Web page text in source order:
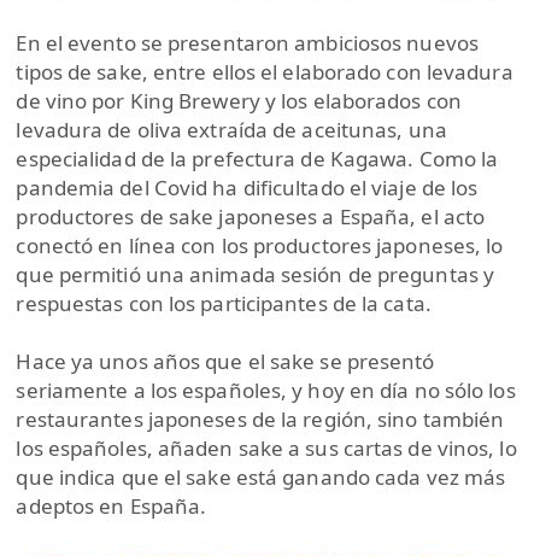
En el evento se presentaron ambiciosos nuevos
tipos de sake, entre ellos el elaborado con levadura
de vino por King Brewery y los elaborados con
levadura de oliva extraída de aceitunas, una
especialidad de la prefectura de Kagawa. Como la
pandemia del Covid ha dificultado el viaje de los
productores de sake japoneses a España, el acto
conectó en línea con los productores japoneses, lo
que permitió una animada sesión de preguntas y
respuestas con los participantes de la cata.
Hace ya unos años que el sake se presentó
seriamente a los españoles, y hoy en día no sólo los
restaurantes japoneses de la región, sino también
los españoles, añaden sake a sus cartas de vinos, lo
que indica que el sake está ganando cada vez más
adeptos en España.